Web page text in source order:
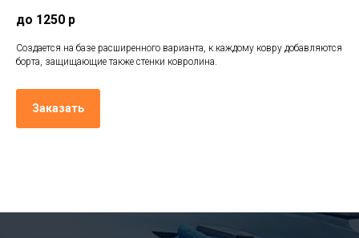
до 1250 р
Создается на базе расширенного варианта, к каждому ковру добавляются
борта, защищающие также стенки ковролина.
Заказать